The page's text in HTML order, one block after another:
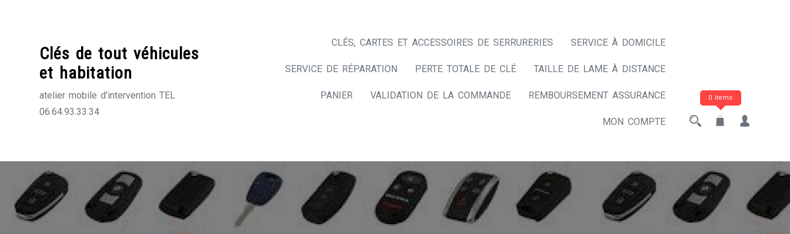
Clés de tout véhicules
et habitation
atelier mobile d'intervention TEL
06.64.93.33.34
CLÉS, CARTES ET ACCESSOIRES DE SERRURERIES SERVICE À DOMICILE
SERVICE DE RÉPARATION PERTE TOTALE DE CLÉ TAILLE DE LAME À DISTANCE
PANIER VALIDATION DE LA COMMANDE REMBOURSEMENT ASSURANCE
MON COMPTE
0 items